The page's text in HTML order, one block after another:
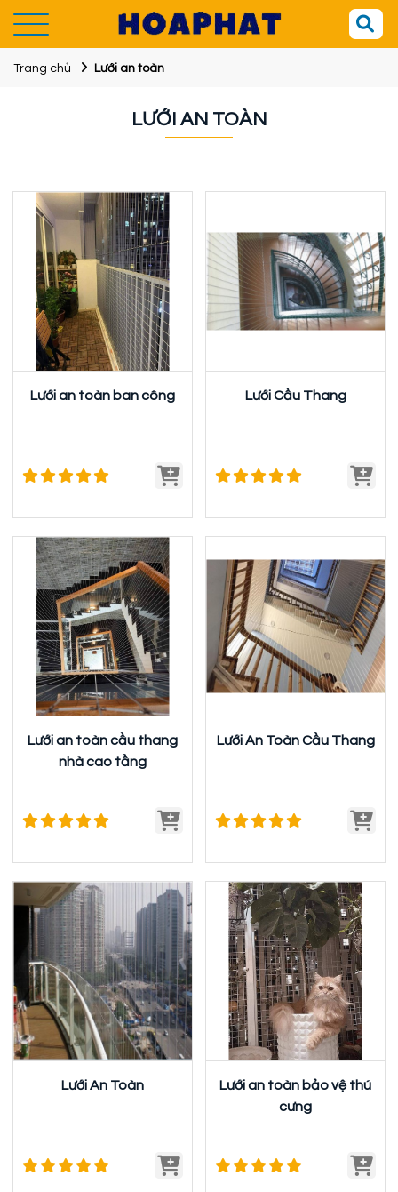
Trang chủ Lưới an toàn
LƯỚI AN TOÀN
Lưới an toàn ban công Lưới Cầu Thang
Lưới an toàn cầu thang
nhà cao tầng
Lưới An Toàn Cầu Thang
Lưới An Toàn
Lưới an toàn bảo vệ thú
cưng